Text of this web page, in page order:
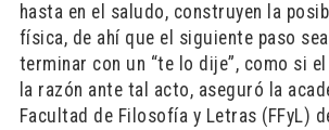
hasta en el saludo, construyen la
física, de ahí que el siguiente paso
terminar con un “te lo dije”, como si
la razón ante tal acto, aseguró la
Facultad de Filosofía y Letras (FFyL)